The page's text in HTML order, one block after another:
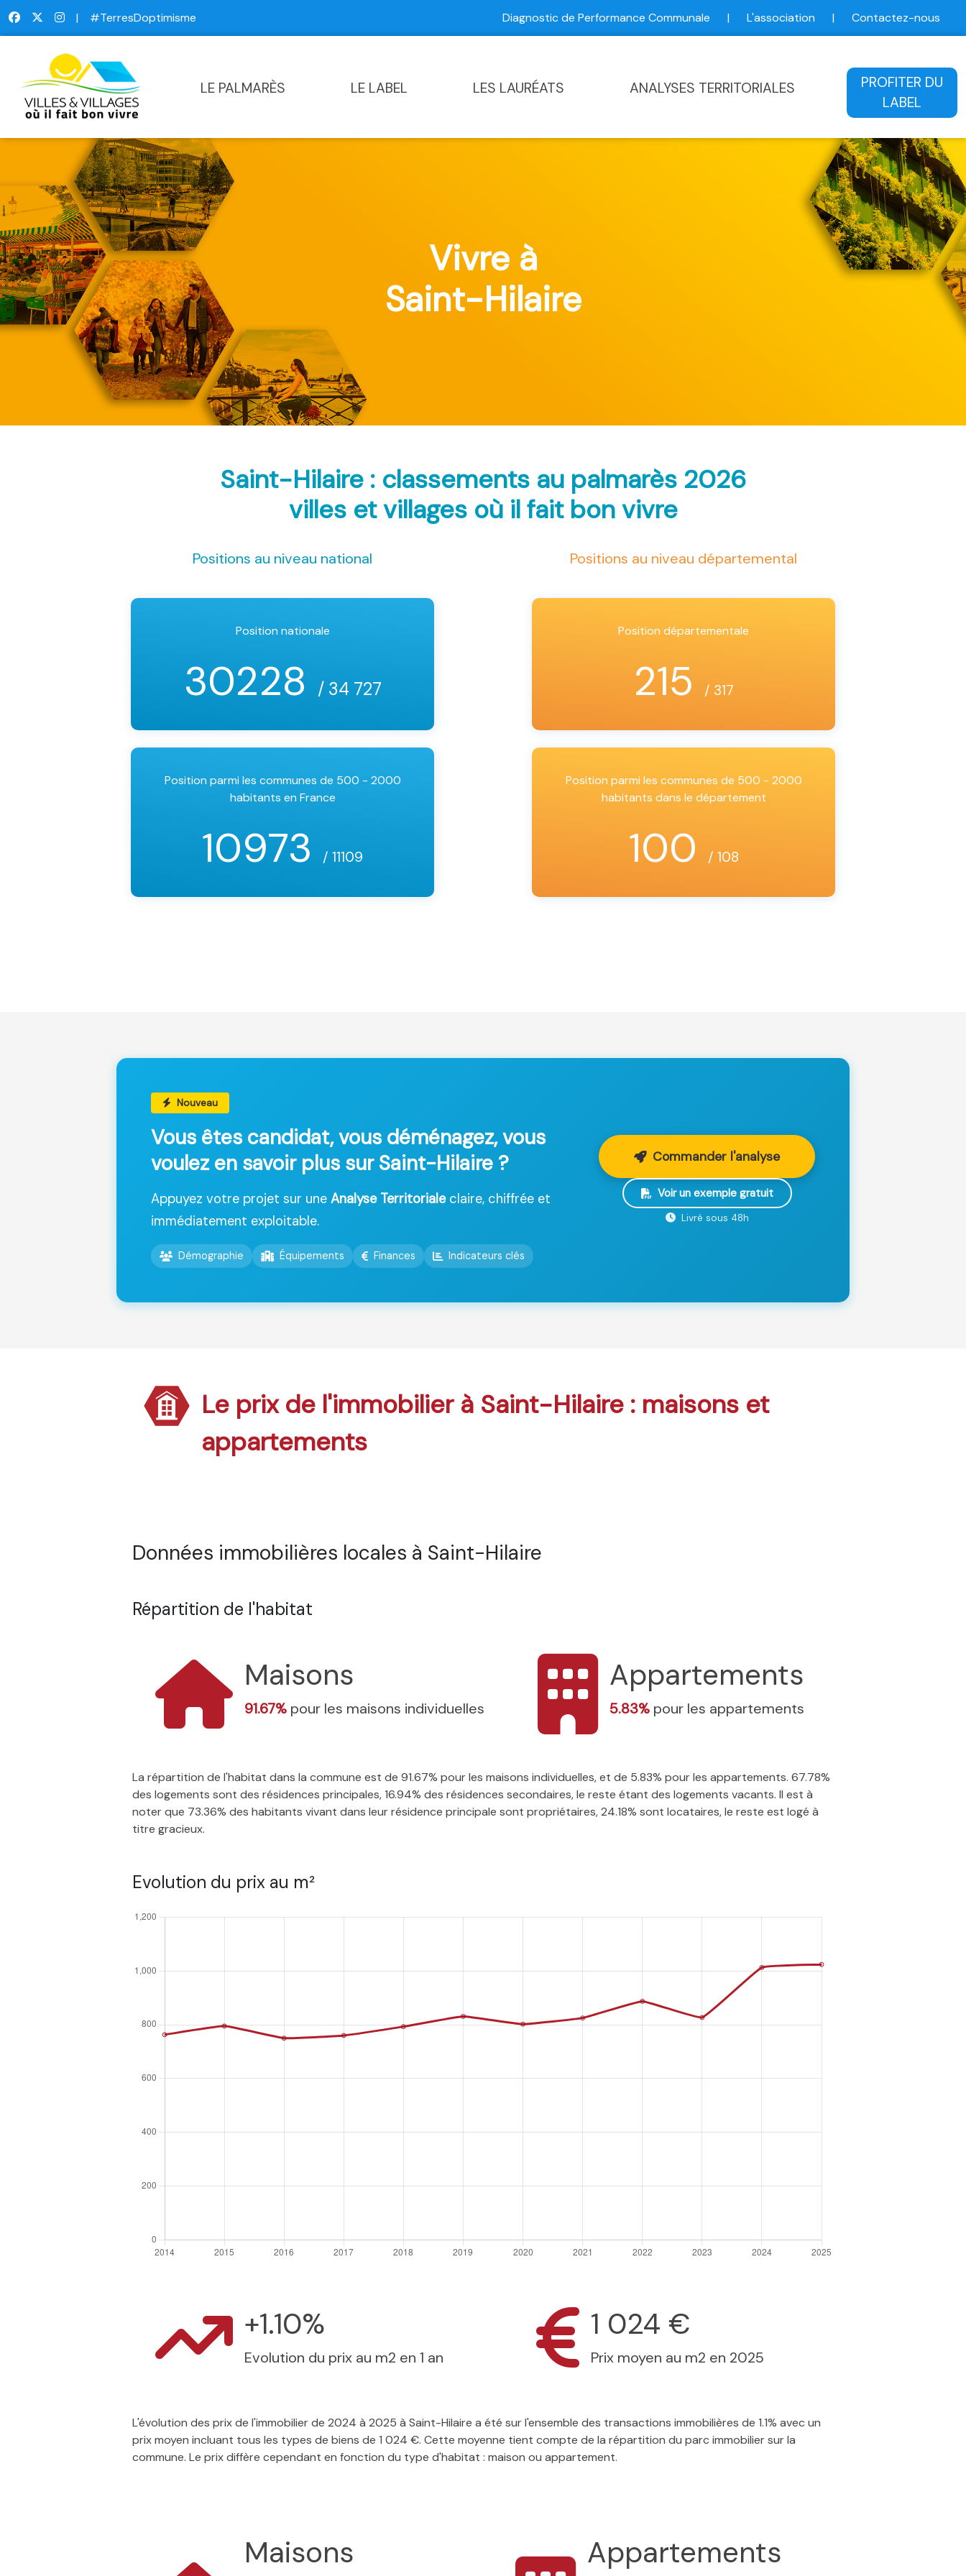
| #TerresDoptimisme Diagnostic de Performance Communale | L'association | Contactez-nous
LE PALMARÈS LE LABEL LES LAURÉATS ANALYSES TERRITORIALES
PROFITER DU
LABEL
Vivre à
Saint-Hilaire
Saint-Hilaire : classements au palmarès 2026
villes et villages où il fait bon vivre
Positions au niveau national
Position nationale
30228 / 34 727
Position parmi les communes de 500 - 2000
habitants en France
10973 / 11109
Positions au niveau départemental
Position départementale
215 / 317
Position parmi les communes de 500 - 2000
habitants dans le département
100 / 108
Nouveau
Vous êtes candidat, vous déménagez, vous
voulez en savoir plus sur Saint-Hilaire ?
Appuyez votre projet sur une Analyse Territorialeclaire, chiffrée et
immédiatement exploitable.
Démographie Équipements Finances Indicateurs clés
Commander l'analyse
Voir un exemple gratuit
Livré sous 48h
Le prix de l'immobilier à Saint-Hilaire : maisons et
appartements
Données immobilières locales à Saint-Hilaire
Répartition de l'habitat
Maisons
91.67% pour les maisons individuelles
Appartements
5.83% pour les appartements
La répartition de l'habitat dans la commune est de 91.67% pour les maisons individuelles, et de 5.83% pour les appartements. 67.78%
des logements sont des résidences principales, 16.94% des résidences secondaires, le reste étant des logements vacants. Il est à
noter que 73.36% des habitants vivant dans leur résidence principale sont propriétaires, 24.18% sont locataires, le reste est logé à
titre gracieux.
Evolution du prix au m²
+1.10%
Evolution du prix au m2 en 1 an
1 024 €
Prix moyen au m2 en 2025
L'évolution des prix de l'immobilier de 2024 à 2025 à Saint-Hilaire a été sur l'ensemble des transactions immobilières de 1.1% avec un
prix moyen incluant tous les types de biens de 1 024 €. Cette moyenne tient compte de la répartition du parc immobilier sur la
commune. Le prix diffère cependant en fonction du type d'habitat : maison ou appartement.
Maisons Appartements